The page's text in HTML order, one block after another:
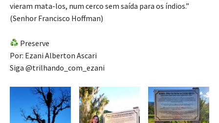
vieram mata-los, num cerco sem saída para os índios.”
(Senhor Francisco Hoffman)
Preserve
Por: Ezani Alberton Ascari
Siga @trilhando_com_ezani